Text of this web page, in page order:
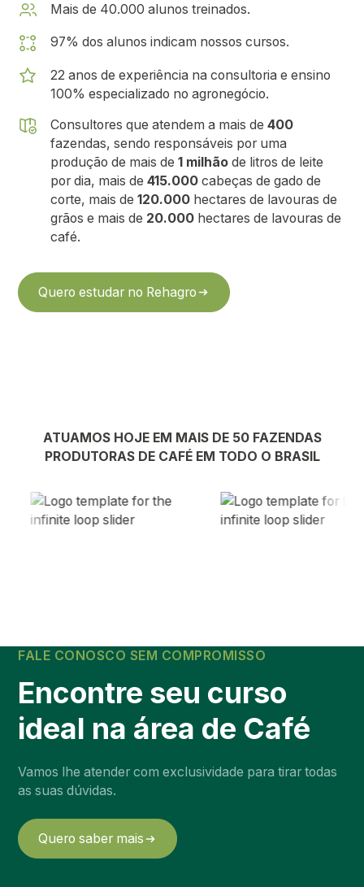
Mais de 40.000 alunos treinados.
97% dos alunos indicam nossos cursos.
22 anos de experiência na consultoria e ensino
100% especializado no agronegócio.
Consultores que atendem a mais de400
fazendas, sendo responsáveis por uma
produção de mais de1 milhão de litros de leite
por dia, mais de415.000 cabeças de gado de
corte, mais de 120.000 hectares de lavouras de
grãos e mais de 20.000 hectares de lavouras de
café.
Quero estudar no Rehagro
ATUAMOS HOJE EM MAIS DE 50 FAZENDAS
PRODUTORAS DE CAFÉEM TODO O BRASIL
FALE CONOSCO SEM COMPROMISSO
Encontre seu curso
ideal na área de Café
Vamos lhe atender com exclusividade para tirar todas
as suas dúvidas.
Quero saber mais